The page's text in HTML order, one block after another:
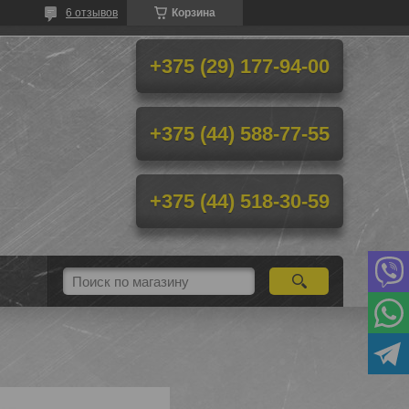
Корзина
6 отзывов
+375 (29) 177-94-00
+375 (44) 588-77-55
+375 (44) 518-30-59